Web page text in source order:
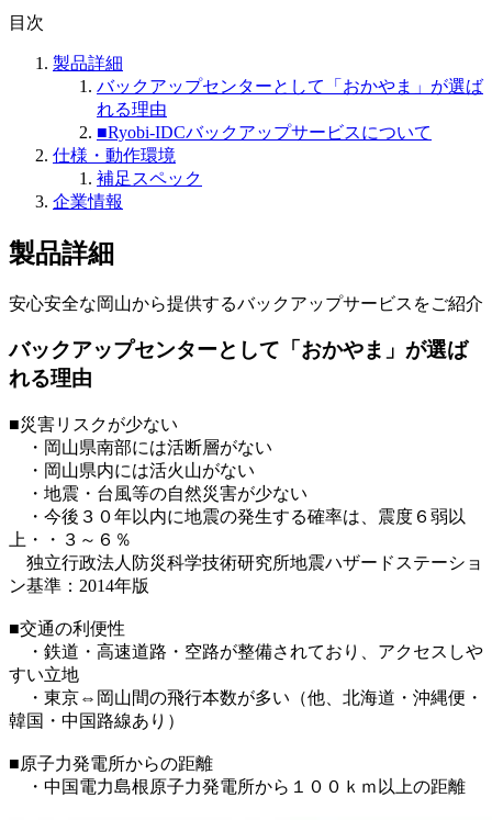
目次
製品詳細
バックアップセンターとして「おかやま」が選ば
れる理由
■Ryobi-IDCバックアップサービスについて
仕様・動作環境
補足スペック
企業情報
製品詳細
安心安全な岡山から提供するバックアップサービスをご紹介
バックアップセンターとして「おかやま」が選ば
れる理由
■災害リスクが少ない
・岡山県南部には活断層がない
・岡山県内には活火山がない
・地震・台風等の自然災害が少ない
・今後３０年以内に地震の発生する確率は、震度６弱以
上・・３～６％
独立行政法人防災科学技術研究所地震ハザードステーショ
ン基準：2014年版
■交通の利便性
・鉄道・高速道路・空路が整備されており、アクセスしや
すい立地
・東京⇔岡山間の飛行本数が多い（他、北海道・沖縄便・
韓国・中国路線あり）
■原子力発電所からの距離
・中国電力島根原子力発電所から１００ｋｍ以上の距離